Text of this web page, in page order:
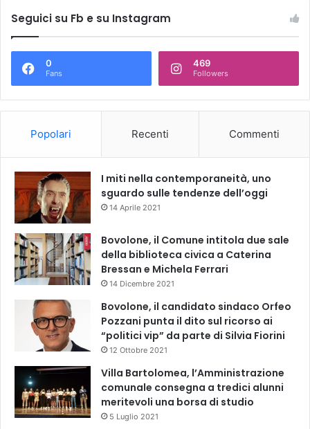
Seguici su Fb e su Instagram
0
Fans
469
Followers
Popolari Recenti Commenti
I miti nella contemporaneità, uno
sguardo sulle tendenze dell’oggi
14 Aprile 2021
Bovolone, il Comune intitola due sale
della biblioteca civica a Caterina
Bressan e Michela Ferrari
14 Dicembre 2021
Bovolone, il candidato sindaco Orfeo
Pozzani punta il dito sul ricorso ai
“politici vip” da parte di Silvia Fiorini
12 Ottobre 2021
Villa Bartolomea, l’Amministrazione
comunale consegna a tredici alunni
meritevoli una borsa di studio
5 Luglio 2021